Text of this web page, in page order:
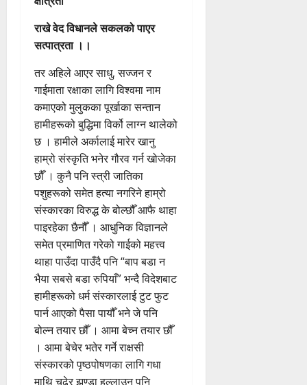
राखे वेद विधानले सकलको पाएर
सत्पात्रता ।।
तर अहिले आएर साधु‚ सज्जन र
गाईमाता रक्षाका लागि विश्वमा नाम
कमाएको मुलुकका पूर्खाका सन्तान
हामीहरूको बुद्धिमा विर्को लाग्न थालेको
छ । हामीले अर्कालाई मारेर खानु
हाम्रो संस्कृति भनेर गौरव गर्न खोजेका
छौँ । कुनै पनि स्त्री जातिका
पशुहरूको समेत हत्या नगरिने हाम्रो
संस्कारका विरुद्ध के बोल्छौँ आफै थाहा
पाइरहेका छैनौँ । आधुनिक विज्ञानले
समेत प्रमाणित गरेको गाईको महत्त्व
थाहा पाउँदा पाउँदै पनि “बाप बडा न
भैया सबसे बडा रुपियाँ” भन्दै विदेशबाट
हामीहरूको धर्म संस्कारलाई टुट फुट
पार्न आएको पैसा पायौँ भने जे पनि
बोल्न तयार छौँ । आमा बेच्न तयार छौँ
। आमा बेचेर भतेर गर्ने राक्षसी
संस्कारको पृष्ठपोषणका लागि गधा
माथि चढेर झण्डा हल्लाउन पनि